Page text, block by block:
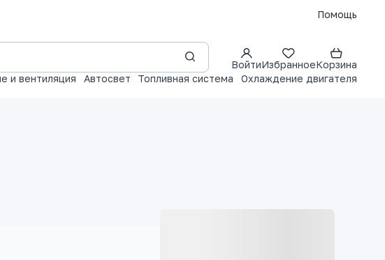
Помощь
ВойтиИзбранноеКорзина
и вентиляция Автосвет Топливная система Охлаждение двигателя